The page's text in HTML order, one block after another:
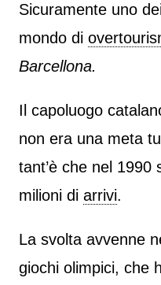
Sicuramente uno
mondo di
Barcellona.
Il capoluogo
non era una meta
tant’è che nel 1990
milioni di arrivi.
La svolta avvenne
giochi olimpici, che